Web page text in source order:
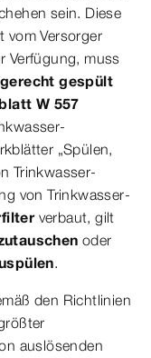
sein. Diese
vom Versorger
Verfügung, muss
gespült
W 557
„Spülen,
Trinkwasser-
von Trinkwasser-
verbaut, gilt
oder
.
den Richtlinien
auslösenden